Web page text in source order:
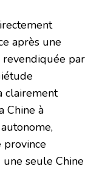
après une
revendiquée par
clairement
Chine à
province
seule Chine